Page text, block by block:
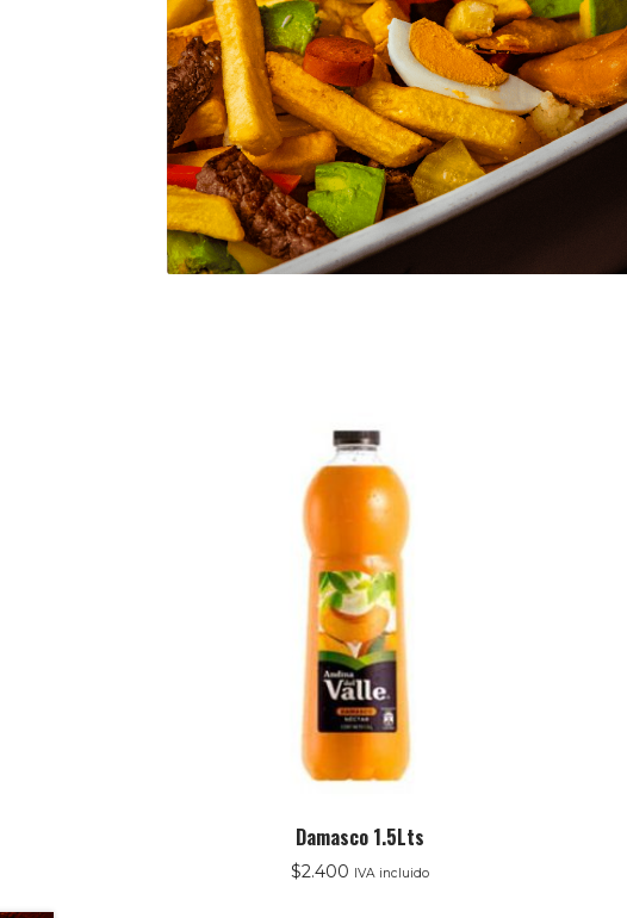
Damasco 1.5Lts
$2.400 IVA incluido